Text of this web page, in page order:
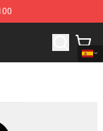
Shop